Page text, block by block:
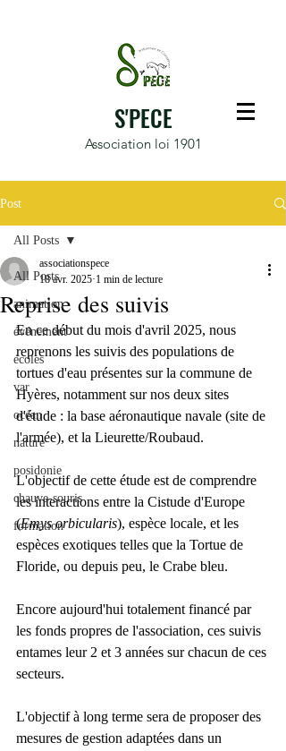
Association loi 1901
S'PECE
Post
All Posts
animation
événement
écoles
var
océan
nature
posidonie
chauve-souris
formation
All Posts
Reprise des suivis
associationspece
18 avr. 2025 1 min de lecture
En ce début du mois d'avril 2025, nous
reprenons les suivis des populations de
tortues d'eau présentes sur la commune de
Hyères, notamment sur nos deux sites
d'étude : la base aéronautique navale (site de
l'armée), et la Lieurette/Roubaud.
L'objectif de cette étude est de comprendre
les interactions entre la Cistude d'Europe
(Emys orbicularis), espèce locale, et les
espèces exotiques telles que la Tortue de
Floride, ou depuis peu, le Crabe bleu.
Encore aujourd'hui totalement financé par
les fonds propres de l'association, ces suivis
entames leur 2 et 3 années sur chacun de ces
secteurs.
L'objectif à long terme sera de proposer des
mesures de gestion adaptées dans un